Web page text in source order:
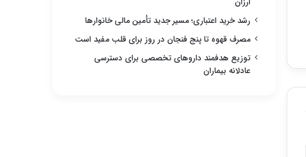
رشد خرید اعتباری؛ مسیر جدید تأمین مالی خانوارها
مصرف قهوه تا پنج فنجان در روز برای قلب مفید است
توزیع هدفمند داروهای تخصصی برای دسترسی
عادلانه بیماران